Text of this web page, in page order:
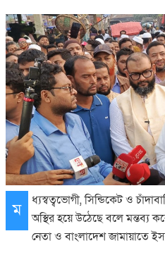
ম
ধ্যস্বত্বভোগী, সিন্ডিকেট ও
অস্থির হয়ে উঠেছে বলে মন্তব্য
নেতা ও বাংলাদেশ জামায়াতে